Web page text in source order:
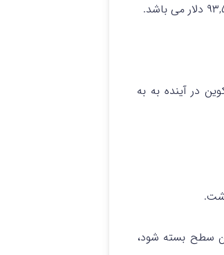
می باشد.
در آینده به به
در آینده از میانگین متحرک نمایی ۲۰ روزه زیر این سطح بسته شود،